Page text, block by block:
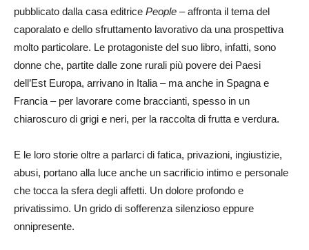
pubblicato dalla casa editrice People – affronta il tema del
caporalato e dello sfruttamento lavorativo da una prospettiva
molto particolare. Le protagoniste del suo libro, infatti, sono
donne che, partite dalle zone rurali più povere dei Paesi
dell’Est Europa, arrivano in Italia – ma anche in Spagna e
Francia – per lavorare come braccianti, spesso in un
chiaroscuro di grigi e neri, per la raccolta di frutta e verdura.
E le loro storie oltre a parlarci di fatica, privazioni, ingiustizie,
abusi, portano alla luce anche un sacrificio intimo e personale
che tocca la sfera degli affetti. Un dolore profondo e
privatissimo. Un grido di sofferenza silenzioso eppure
onnipresente.